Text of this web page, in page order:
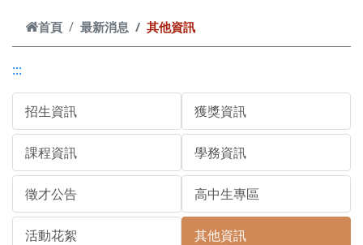
首頁 最新消息 其他資訊
:::
招生資訊 獲獎資訊
課程資訊 學務資訊
徵才公告 高中生專區
活動花絮 其他資訊